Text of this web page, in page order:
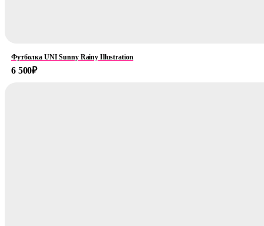
Футболка UNI Sunny Rainy Illustration
6 500₽